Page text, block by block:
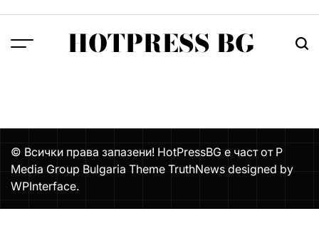
content
Menu HOTPRESS BG
© Всички права запазени! HotPressBG е част от P
Media Group Bulgaria Theme TruthNews designed by
WPInterface.